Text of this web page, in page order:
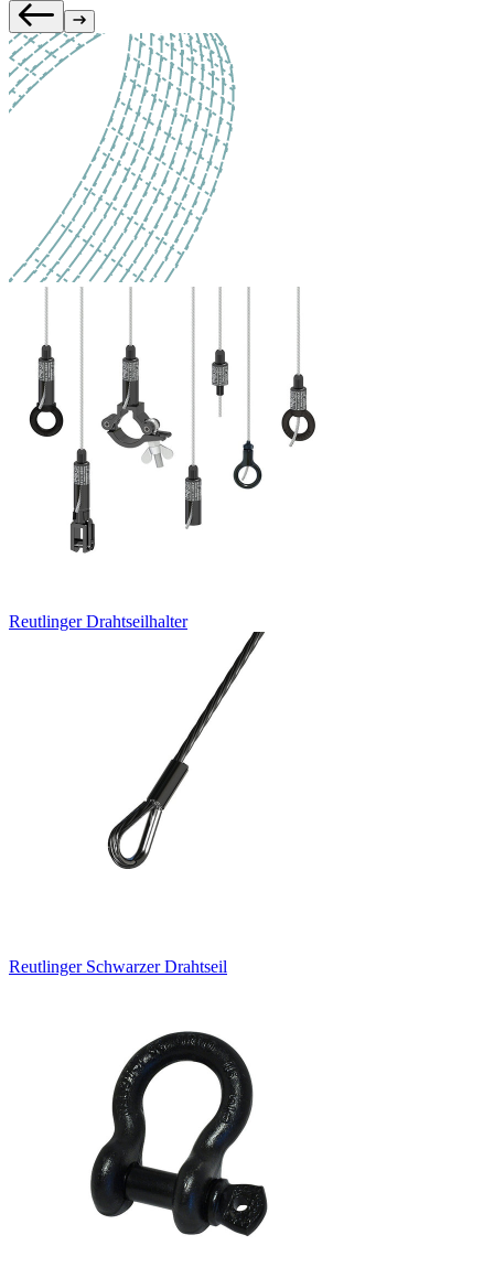
Reutlinger Drahtseilhalter
Reutlinger Schwarzer Drahtseil